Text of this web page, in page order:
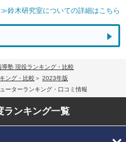
≫鈴木研究室についての詳細はこちら
塾 現役ランキング・比較
ング・比較
2023年版
ーターランキング・口コミ情報
ランキング一覧